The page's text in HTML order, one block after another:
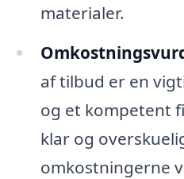
materialer.
af tilbud er en
og et kompetent
klar og
omkostningerne